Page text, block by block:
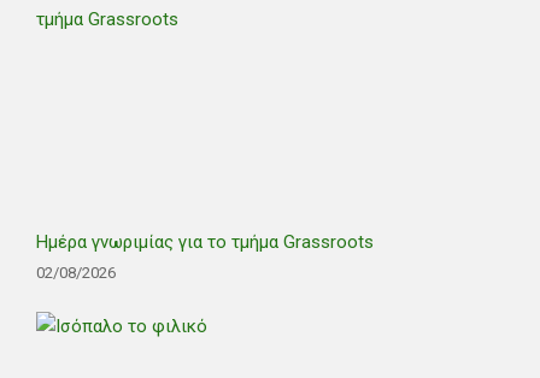
Ημέρα γνωριμίας για το τμήμα Grassroots
02/08/2026